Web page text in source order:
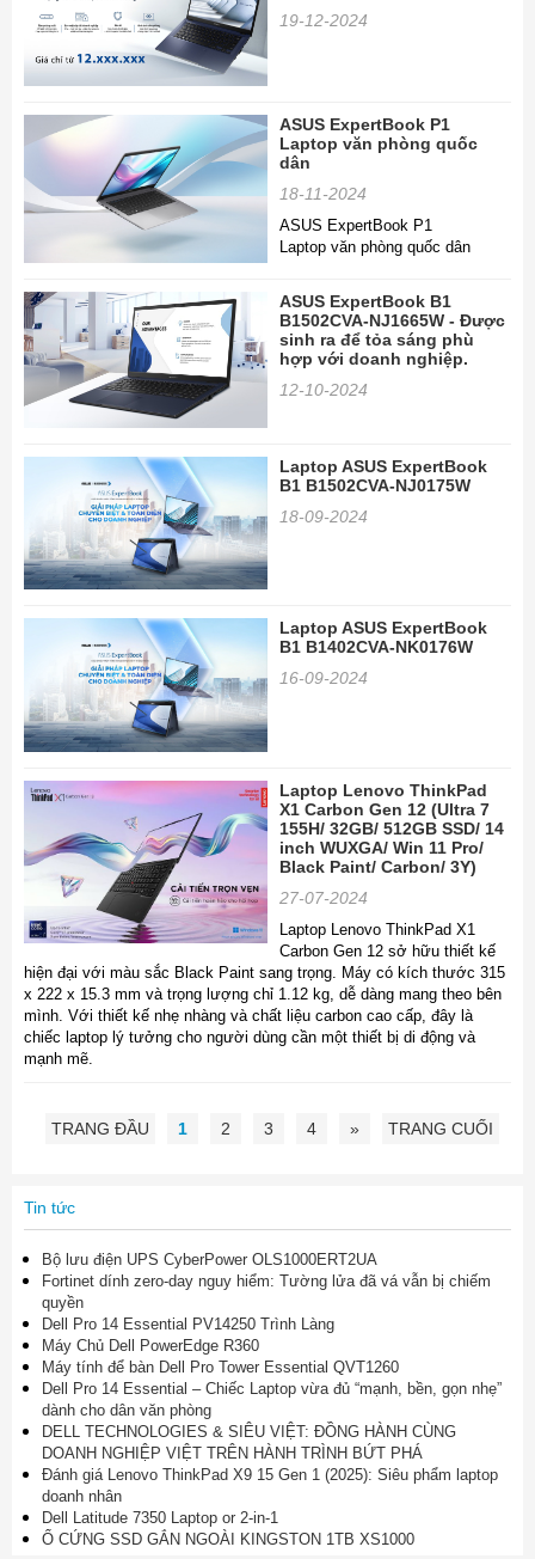
19-12-2024
ASUS ExpertBook P1
Laptop văn phòng quốc
dân
18-11-2024
ASUS ExpertBook P1
Laptop văn phòng quốc dân
ASUS ExpertBook B1
B1502CVA-NJ1665W - Được
sinh ra để tỏa sáng phù
hợp với doanh nghiệp.
12-10-2024
Laptop ASUS ExpertBook
B1 B1502CVA-NJ0175W
18-09-2024
Laptop ASUS ExpertBook
B1 B1402CVA-NK0176W
16-09-2024
Laptop Lenovo ThinkPad
X1 Carbon Gen 12 (Ultra 7
155H/ 32GB/ 512GB SSD/ 14
inch WUXGA/ Win 11 Pro/
Black Paint/ Carbon/ 3Y)
27-07-2024
Laptop Lenovo ThinkPad X1
Carbon Gen 12 sở hữu thiết kế
hiện đại với màu sắc Black Paint sang trọng. Máy có kích thước 315
x 222 x 15.3 mm và trọng lượng chỉ 1.12 kg, dễ dàng mang theo bên
mình. Với thiết kế nhẹ nhàng và chất liệu carbon cao cấp, đây là
chiếc laptop lý tưởng cho người dùng cần một thiết bị di động và
mạnh mẽ.
TRANG ĐẦU 1 2 3 4 » TRANG CUỐI
Tin tức
Bộ lưu điện UPS CyberPower OLS1000ERT2UA
Fortinet dính zero-day nguy hiểm: Tường lửa đã vá vẫn bị chiếm
quyền
Dell Pro 14 Essential PV14250 Trình Làng
Máy Chủ Dell PowerEdge R360
Máy tính để bàn Dell Pro Tower Essential QVT1260
Dell Pro 14 Essential – Chiếc Laptop vừa đủ “mạnh, bền, gọn nhẹ”
dành cho dân văn phòng
DELL TECHNOLOGIES & SIÊU VIỆT: ĐỒNG HÀNH CÙNG
DOANH NGHIỆP VIỆT TRÊN HÀNH TRÌNH BỨT PHÁ
Đánh giá Lenovo ThinkPad X9 15 Gen 1 (2025): Siêu phẩm laptop
doanh nhân
Dell Latitude 7350 Laptop or 2-in-1
Ổ CỨNG SSD GẮN NGOÀI KINGSTON 1TB XS1000